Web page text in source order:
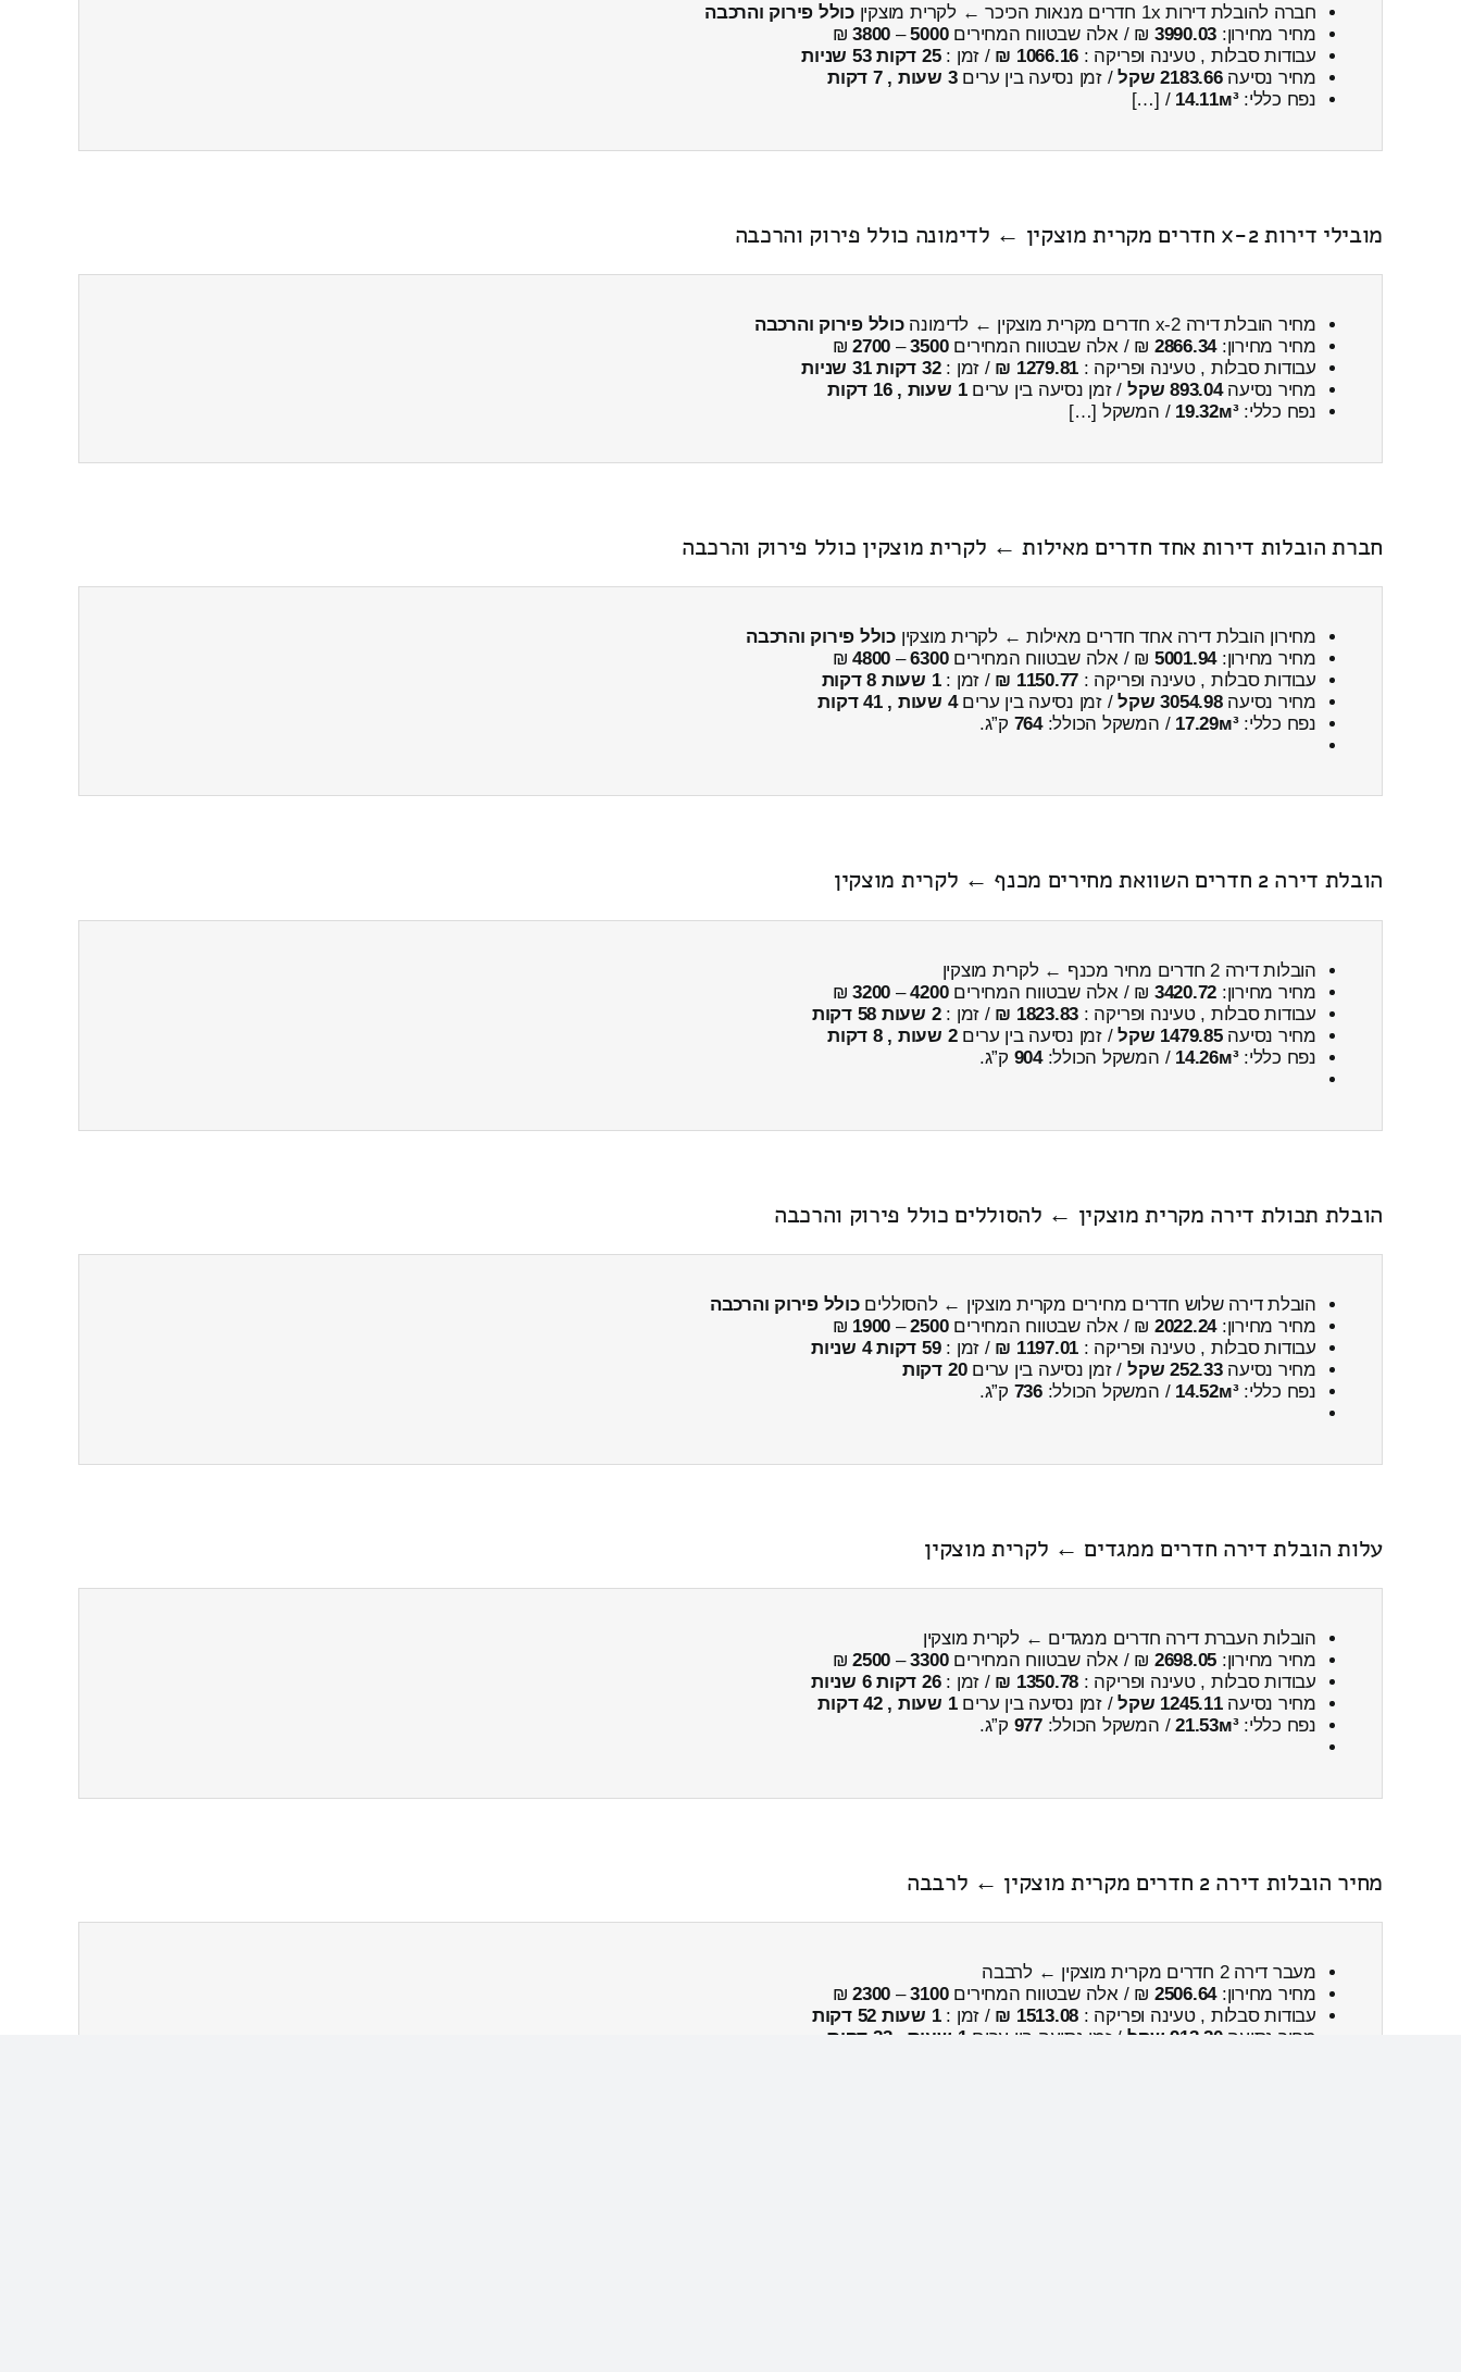
חברה להובלת דירות 1x חדרים מנאות הכיכר ← לקרית מוצקין
כולל פירוק והרכבה
מחיר מחירון: 3990.03 ₪ / אלה שבטווח המחירים5000
–
3800
₪
עבודות סבלות , טעינה ופריקה : 1066.16 ₪ / זמן :25 דקות 53 שניות
מחיר נסיעה2183.66 שקל / זמן נסיעה בין ערים3 שעות , 7 דקות
נפח כללי:14.11м³
/ […]
מובילי דירות 2-x חדרים מקרית מוצקין ← לדימונה כולל פירוק והרכבה
מחיר הובלת דירה 2-x חדרים מקרית מוצקין ← לדימונה
כולל פירוק והרכבה
מחיר מחירון:2866.34 ₪ / אלה שבטווח המחירים3500
–
2700
₪
עבודות סבלות , טעינה ופריקה : 1279.81 ₪ / זמן :32 דקות 31 שניות
מחיר נסיעה893.04 שקל / זמן נסיעה בין ערים1 שעות , 16 דקות
נפח כללי:19.32м³ / המשקל […]
חברת הובלות דירות אחד חדרים מאילות ← לקרית מוצקין כולל פירוק והרכבה
מחירון הובלת דירה אחד חדרים מאילות ← לקרית מוצקין כולל פירוק והרכבה
מחיר מחירון:5001.94 ₪ / אלה שבטווח המחירים6300
–
4800
₪
עבודות סבלות , טעינה ופריקה : 1150.77 ₪ / זמן :1 שעות 8 דקות
מחיר נסיעה3054.98 שקל / זמן נסיעה בין ערים4 שעות , 41 דקות
נפח כללי:17.29м³ / המשקל הכולל:764 ק”ג.
הובלת דירה 2 חדרים השוואת מחירים מכנף ← לקרית מוצקין
הובלות דירה 2 חדרים מחיר מכנף ← לקרית מוצקין
מחיר מחירון: 3420.72 ₪ / אלה שבטווח המחירים4200
–
3200
₪
עבודות סבלות , טעינה ופריקה : 1823.83 ₪ / זמן :2 שעות 58 דקות
מחיר נסיעה1479.85 שקל / זמן נסיעה בין ערים2 שעות , 8 דקות
נפח כללי:14.26м³ / המשקל הכולל:904 ק”ג.
הובלת תכולת דירה מקרית מוצקין ← להסוללים כולל פירוק והרכבה
הובלת דירה שלוש חדרים מחירים מקרית מוצקין ← להסולליםכולל פירוק והרכבה
מחיר מחירון:2022.24 ₪ / אלה שבטווח המחירים2500
–
1900
₪
עבודות סבלות , טעינה ופריקה : 1197.01 ₪ / זמן :59 דקות 4 שניות
מחיר נסיעה252.33 שקל / זמן נסיעה בין ערים20 דקות
נפח כללי:14.52м³ / המשקל הכולל:736 ק”ג.
עלות הובלת דירה חדרים ממגדים ← לקרית מוצקין
הובלות העברת דירה חדרים ממגדים ← לקרית מוצקין
מחיר מחירון: 2698.05 ₪ / אלה שבטווח המחירים3300
–
2500
₪
עבודות סבלות , טעינה ופריקה : 1350.78 ₪ / זמן :26 דקות 6 שניות
מחיר נסיעה1245.11 שקל / זמן נסיעה בין ערים1 שעות , 42 דקות
נפח כללי:21.53м³/ המשקל הכולל:977 ק”ג.
מחיר הובלות דירה 2 חדרים מקרית מוצקין ← לרבבה
מעבר דירה 2 חדרים מקרית מוצקין ← לרבבה
מחיר מחירון:2506.64 ₪ / אלה שבטווח המחירים3100
–
2300
₪
עבודות סבלות , טעינה ופריקה : 1513.08 ₪ / זמן :1 שעות 52 דקות
מחיר נסיעה913.20 שקל / זמן נסיעה בין ערים 1 שעות , 23 דקות